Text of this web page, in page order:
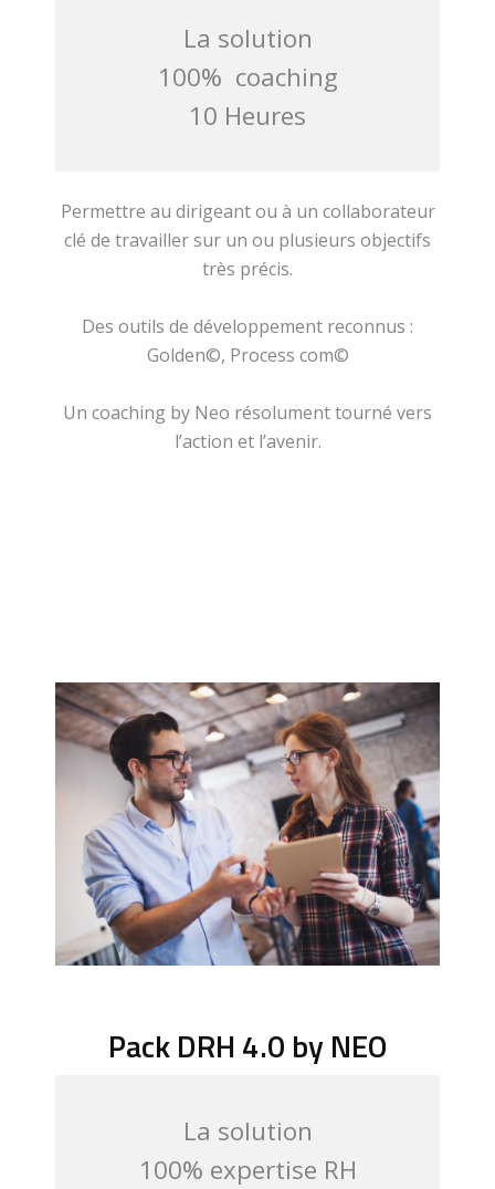
La solution
100% coaching
10 Heures
Permettre au dirigeant ou à un collaborateur
clé de travailler sur un ou plusieurs objectifs
très précis.
Des outils de développement reconnus :
Golden©, Process com©
Un coaching by Neo résolument tourné vers
l’action et l’avenir.
Pack DRH 4.0 by NEO
La solution
100% expertise RH